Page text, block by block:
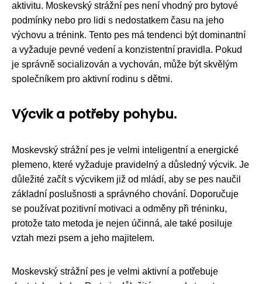
aktivitu. Moskevský strážní pes není vhodný pro bytové
podmínky nebo pro lidi s nedostatkem času na jeho
výchovu a trénink. Tento pes má tendenci být dominantní
a vyžaduje pevné vedení a konzistentní pravidla. Pokud
je správně socializován a vychován, může být skvělým
společníkem pro aktivní rodinu s dětmi.
Výcvik a potřeby pohybu.
Moskevský strážní pes je velmi inteligentní a energické
plemeno, které vyžaduje pravidelný a důsledný výcvik. Je
důležité začít s výcvikem již od mládí, aby se pes naučil
základní poslušnosti a správného chování. Doporučuje
se používat pozitivní motivaci a odměny při tréninku,
protože tato metoda je nejen účinná, ale také posiluje
vztah mezi psem a jeho majitelem.
Moskevský strážní pes je velmi aktivní a potřebuje